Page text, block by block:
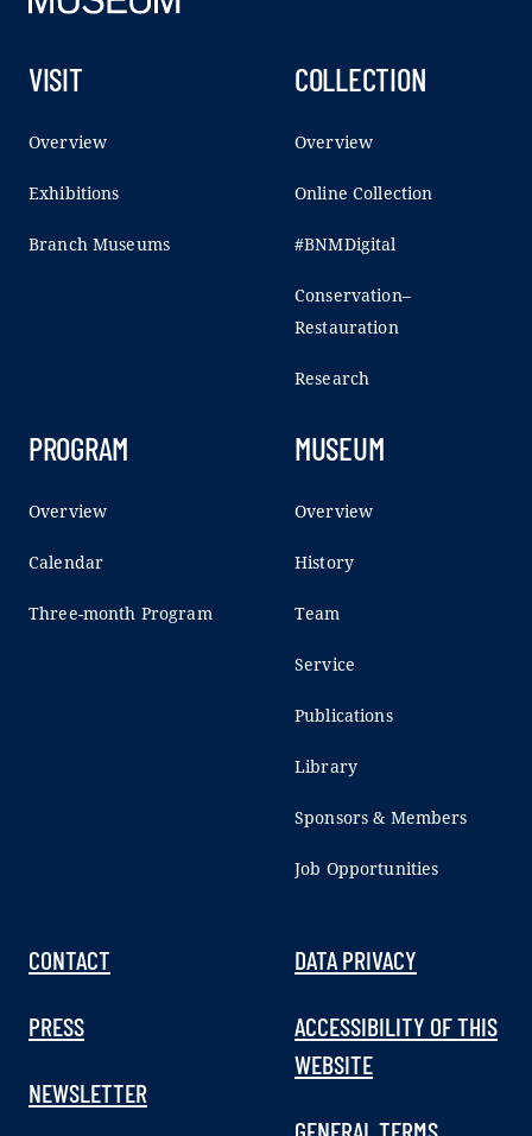
VISIT
Overview
Exhibitions
Branch Museums
COLLECTION
Overview
Online Collection
#BNMDigital
Conservation–
Restauration
Research
PROGRAM
Overview
Calendar
Three-month Program
MUSEUM
Overview
History
Team
Service
Publications
Library
Sponsors & Members
Job Opportunities
CONTACT
PRESS
NEWSLETTER
DATA PRIVACY
ACCESSIBILITY OF THIS
WEBSITE